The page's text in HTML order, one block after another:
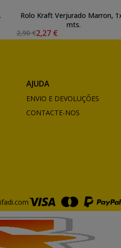
Rolo Kraft Verjurado Marron,
mts.
2,90 €2,27 €
AJUDA
ENVIO E DEVOLUÇÕES
CONTACTE-NOS